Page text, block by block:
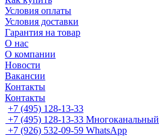
Условия оплаты
Условия доставки
Гарантия на товар
О нас
О компании
Новости
Вакансии
Контакты
Контакты
+7 (495) 128-13-33
+7 (495) 128-13-33 Многоканальный
+7 (926) 532-09-59 WhatsApp